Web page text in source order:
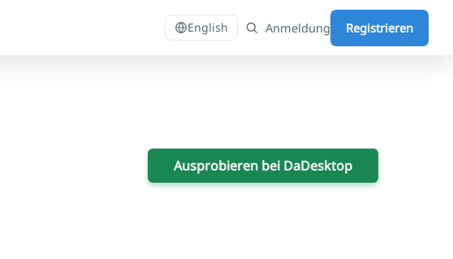
English Anmeldung Registrieren
Ausprobieren bei DaDesktop